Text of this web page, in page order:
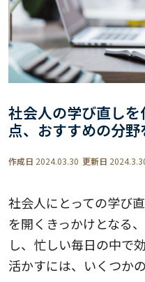
社会人の学び直し
点、おすすめの分野
作成日 2024.03.30 更新日
社会人にとっての学び
を開くきっかけとなる
し、忙しい毎日の中で
活かすには、いくつか